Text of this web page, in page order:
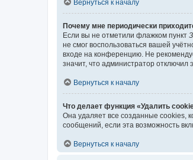
Вернуться к началу
Почему мне периодически
Если вы не отметили флажком пункт
не смог воспользоваться вашей
входе на конференцию. Не
значит, что администратор отключил
Вернуться к началу
Что делает функция «Удалить
Она удаляет все созданные cookies,
сообщений, если эта возможность
Вернуться к началу